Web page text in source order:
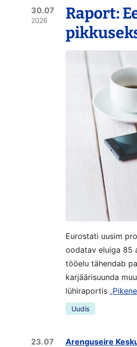
30.07
2026
Raport:
Eurostati uusim
oodatav eluiga 85
tööelu tähendab
karjäärisuunda
lühiraportis
Uudis
23.07 Arenguseire